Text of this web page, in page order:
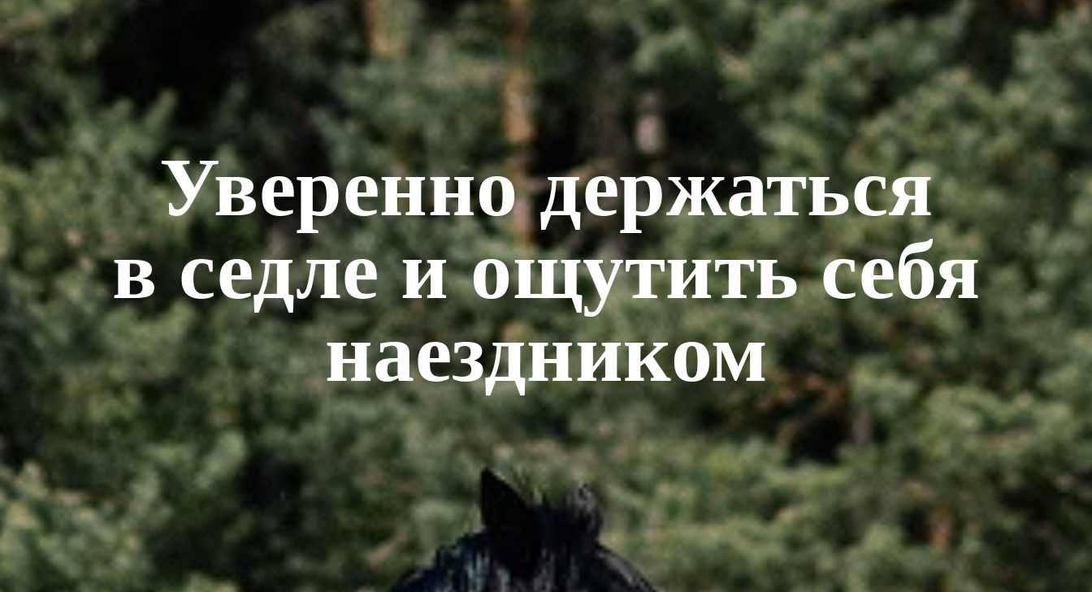
Уверенно держаться
в седле и ощутить себя
наездником